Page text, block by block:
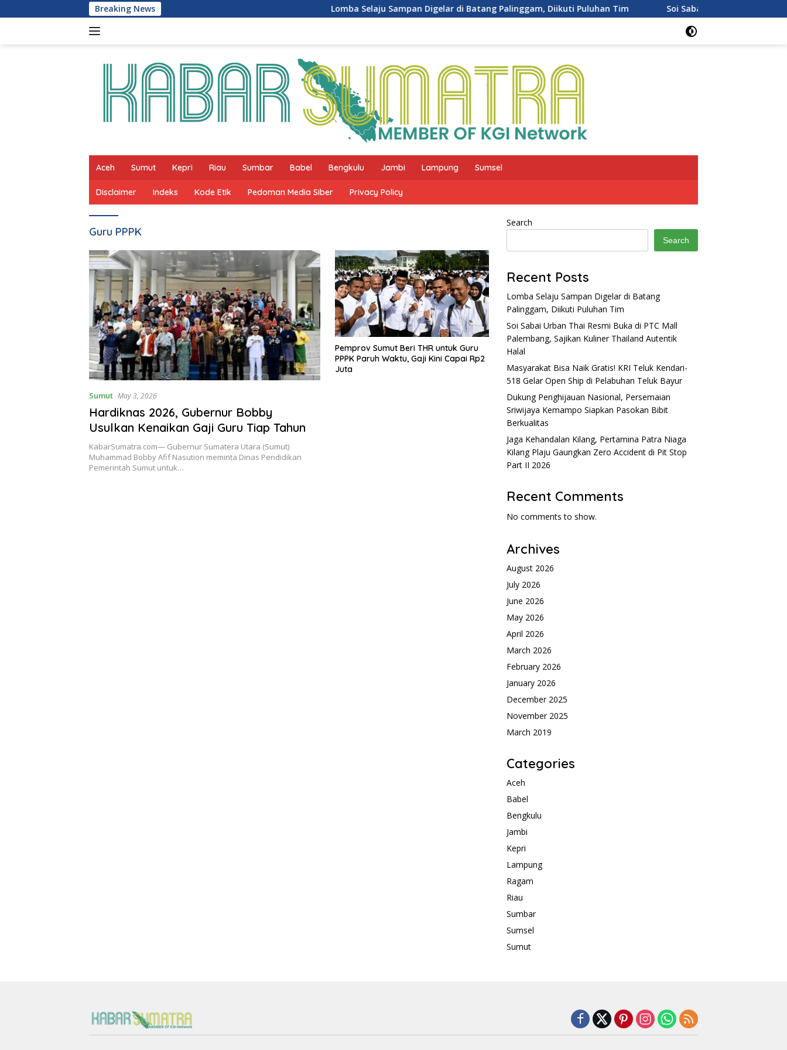
to
Breaking News Lomba Selaju Sampan Digelar di Batang Palinggam, Diikuti Puluhan Tim Soi Sabai Urban Thai Resmi Buka
Aceh Sumut Kepri Riau Sumbar Babel Bengkulu Jambi Lampung Sumsel
Disclaimer Indeks Kode Etik Pedoman Media Siber Privacy Policy
Guru PPPK
Sumut May 3, 2026
Hardiknas 2026, Gubernur Bobby
Usulkan Kenaikan Gaji Guru Tiap Tahun
KabarSumatra.com— Gubernur Sumatera Utara (Sumut)
Muhammad Bobby Afif Nasution meminta Dinas Pendidikan
Pemerintah Sumut untuk…
Pemprov Sumut Beri THR untuk Guru
PPPK Paruh Waktu, Gaji Kini Capai Rp2
Juta
Search
Search
Recent Posts
Lomba Selaju Sampan Digelar di Batang
Palinggam, Diikuti Puluhan Tim
Soi Sabai Urban Thai Resmi Buka di PTC Mall
Palembang, Sajikan Kuliner Thailand Autentik
Halal
Masyarakat Bisa Naik Gratis! KRI Teluk Kendari-
518 Gelar Open Ship di Pelabuhan Teluk Bayur
Dukung Penghijauan Nasional, Persemaian
Sriwijaya Kemampo Siapkan Pasokan Bibit
Berkualitas
Jaga Kehandalan Kilang, Pertamina Patra Niaga
Kilang Plaju Gaungkan Zero Accident di Pit Stop
Part II 2026
Recent Comments
No comments to show.
Archives
August 2026
July 2026
June 2026
May 2026
April 2026
March 2026
February 2026
January 2026
December 2025
November 2025
March 2019
Categories
Aceh
Babel
Bengkulu
Jambi
Kepri
Lampung
Ragam
Riau
Sumbar
Sumsel
Sumut